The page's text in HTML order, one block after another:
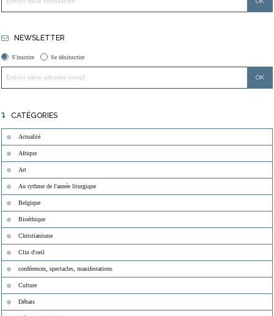
NEWSLETTER
S'inscrire Se désinscrire
CATÉGORIES
Actualité
Afrique
Art
Au rythme de l'année liturgique
Belgique
Bioéthique
Christianisme
Clin d'oeil
conférences, spectacles, manifestations
Culture
Débats